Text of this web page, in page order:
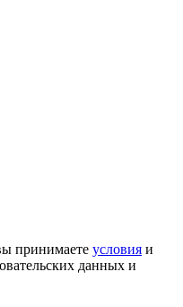
принимаете условия и
данных и